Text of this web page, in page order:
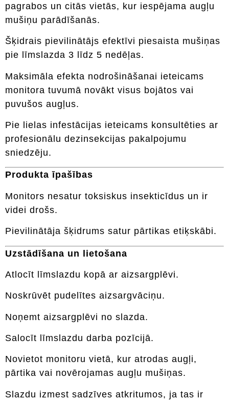
pagrabos un citās vietās, kur iespējama augļu
mušiņu parādīšanās.
Šķidrais pievilinātājs efektīvi piesaista mušiņas
pie līmslazda 3 līdz 5 nedēļas.
Maksimāla efekta nodrošināšanai ieteicams
monitora tuvumā novākt visus bojātos vai
puvušos augļus.
Pie lielas infestācijas ieteicams konsultēties ar
profesionālu dezinsekcijas pakalpojumu
sniedzēju.
Produkta īpašības
Monitors nesatur toksiskus insekticīdus un ir
videi drošs.
Pievilinātāja šķidrums satur pārtikas etiķskābi.
Uzstādīšana un lietošana
Atlocīt līmslazdu kopā ar aizsargplēvi.
Noskrūvēt pudelītes aizsargvāciņu.
Noņemt aizsargplēvi no slazda.
Salocīt līmslazdu darba pozīcijā.
Novietot monitoru vietā, kur atrodas augļi,
pārtika vai novērojamas augļu mušiņas.
Slazdu izmest sadzīves atkritumos, ja tas ir